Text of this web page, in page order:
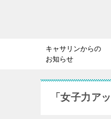
キャサリンからの
お知らせ
「女子力ア